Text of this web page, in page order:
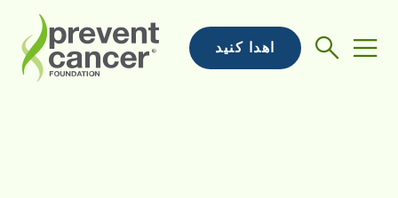
اهدا کنید